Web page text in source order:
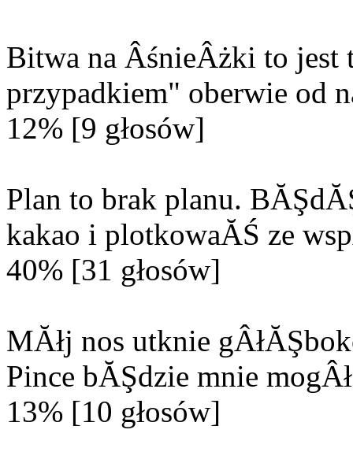
Bitwa na ÂśnieÂżki to jest
przypadkiem" oberwie od
12% [9 głosów]
Plan to brak planu.
kakao i plotkowaĂŚ ze
40% [31 głosów]
MĂłj nos utknie
Pince bĂŞdzie mnie
13% [10 głosów]